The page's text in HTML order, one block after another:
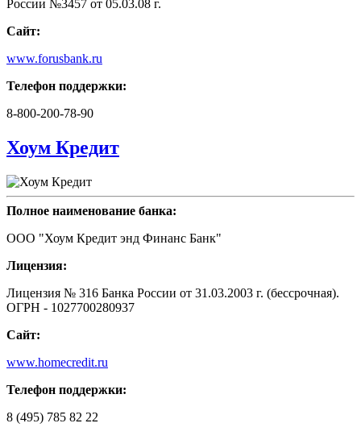
России №3457 от 05.03.08 г.
Сайт:
www.forusbank.ru
Телефон поддержки:
8-800-200-78-90
Хоум Кредит
Полное наименование банка:
ООО "Хоум Кредит энд Финанс Банк"
Лицензия:
Лицензия № 316 Банка России от 31.03.2003 г. (бессрочная).
ОГРН - 1027700280937
Сайт:
www.homecredit.ru
Телефон поддержки:
8 (495) 785 82 22